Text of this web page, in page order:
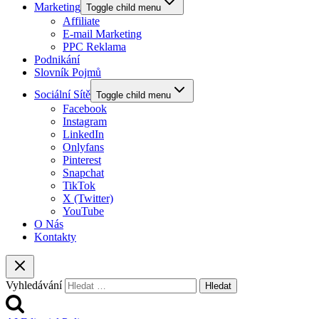
Marketing Toggle child menu
Affiliate
E-mail Marketing
PPC Reklama
Podnikání
Slovník Pojmů
Sociální Sítě Toggle child menu
Facebook
Instagram
LinkedIn
Onlyfans
Pinterest
Snapchat
TikTok
X (Twitter)
YouTube
O Nás
Kontakty
Vyhledávání